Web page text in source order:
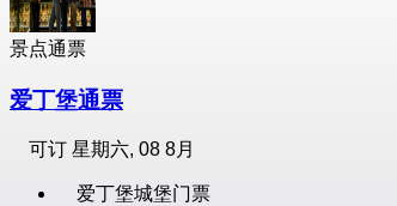
景点通票
爱丁堡通票
可订 星期六, 08 8月
爱丁堡城堡门票